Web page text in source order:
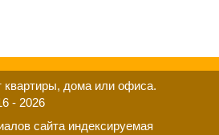
дома или офиса.
- 2026
сайта индексируемая